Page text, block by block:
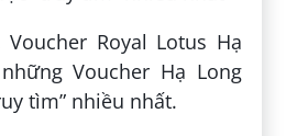
Royal Lotus Hạ
Voucher Hạ Long
tìm” nhiều nhất.